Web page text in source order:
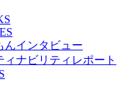
んインタビュー
ィナビリティレポート